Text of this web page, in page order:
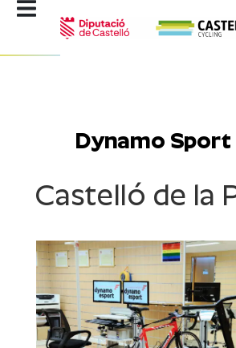
Aller
Dynamo Sport
Castelló de la